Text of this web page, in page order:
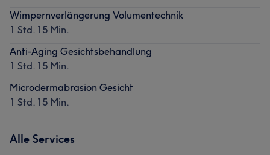
Wimpernverlängerung Volumentechnik
1 Std. 15 Min.
Anti-Aging Gesichtsbehandlung
1 Std. 15 Min.
Microdermabrasion Gesicht
1 Std. 15 Min.
Alle Services